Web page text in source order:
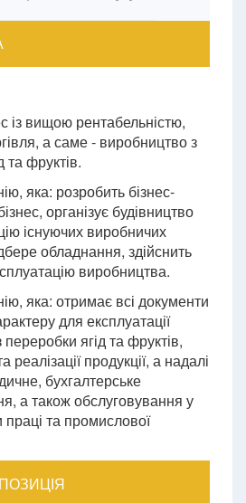
із вищою рентабельністю,
а саме - виробництво з
та фруктів.
яка: розробить бізнес-
організує будівництво
існуючих виробничих
обладнання, здійснить
виробництва.
яка: отримає всі документи
для експлуатації
ягід та фруктів,
реалізації продукції, а надалі
бухгалтерське
а також обслуговування у
та промислової